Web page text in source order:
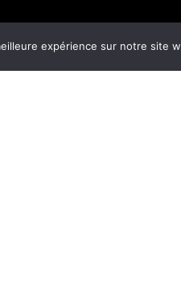
expérience sur notre